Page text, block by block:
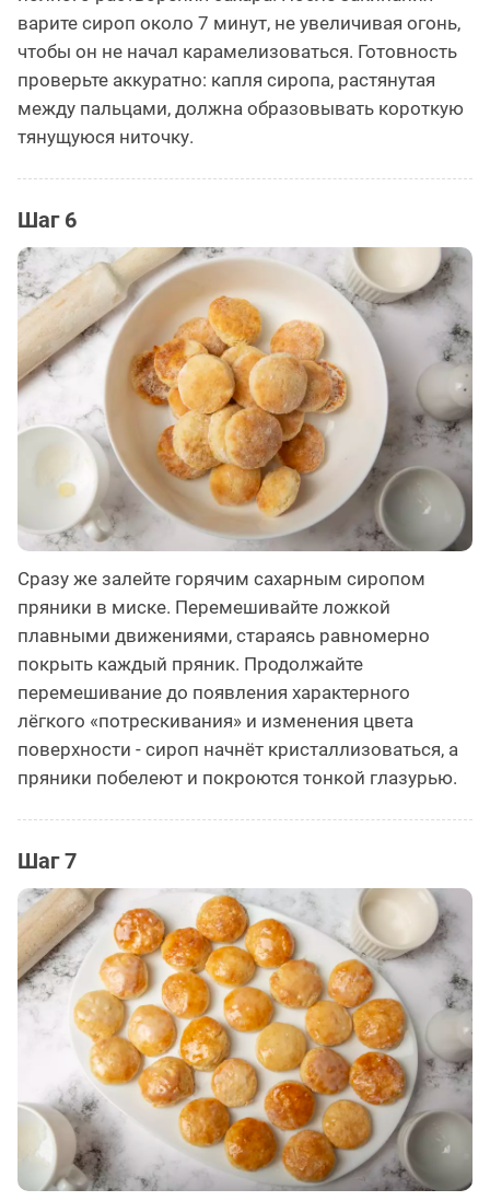
варите сироп около 7 минут, не увеличивая огонь,
чтобы он не начал карамелизоваться. Готовность
проверьте аккуратно: капля сиропа, растянутая
между пальцами, должна образовывать короткую
тянущуюся ниточку.
Шаг 6
Сразу же залейте горячим сахарным сиропом
пряники в миске. Перемешивайте ложкой
плавными движениями, стараясь равномерно
покрыть каждый пряник. Продолжайте
перемешивание до появления характерного
лёгкого «потрескивания» и изменения цвета
поверхности - сироп начнёт кристаллизоваться, а
пряники побелеют и покроются тонкой глазурью.
Шаг 7